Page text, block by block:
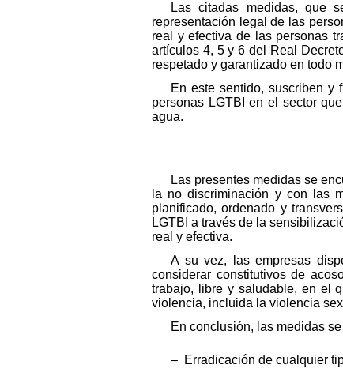
Las citadas medidas, que
representación legal de las
real y efectiva de las personas
artículos 4, 5 y 6 del Real
respetado y garantizado en todo
En este sentido, suscriben
personas LGTBI en el sector
agua.
Las presentes medidas se
la no discriminación y con las
planificado, ordenado y
LGTBI a través de la
real y efectiva.
A su vez, las empresas
considerar constitutivos de
trabajo, libre y saludable, en el
violencia, incluida la violencia
En conclusión, las medidas
– Erradicación de cualquier